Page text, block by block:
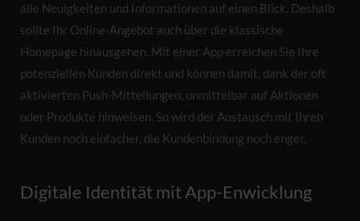
alle Neuigkeiten und Informationen auf einen Blick. Deshalb
sollte Ihr Online-Angebot auch über die klassische
Homepage hinausgehen. Mit einer App erreichen Sie Ihre
potenziellen Kunden direkt und können damit, dank der oft
aktivierten Push-Mitteilungen, unmittelbar auf Aktionen
oder Produkte hinweisen. So wird der Austausch mit Ihren
Kunden noch einfacher, die Kundenbindung noch enger.
Digitale Identität mit App-Enwicklung